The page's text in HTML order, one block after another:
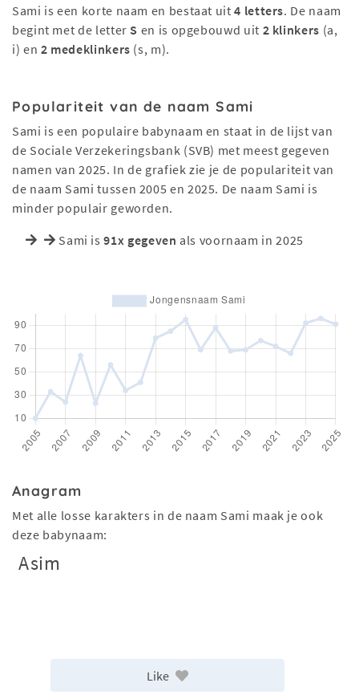
Sami is een korte naam en bestaat uit4 letters. De naam
begint met de letter S en is opgebouwd uit 2 klinkers (a,
i) en 2 medeklinkers (s, m).
Populariteit van de naam Sami
Sami is een populaire babynaam en staat in de lijst van
de Sociale Verzekeringsbank (SVB) met meest gegeven
namen van 2025. In de grafiek zie je de populariteit van
de naam Sami tussen 2005 en 2025. De naam Sami is
minder populair geworden.
Sami is91x gegeven als voornaam in 2025
Anagram
Met alle losse karakters in de naam Sami maak je ook
deze babynaam:
Asim
Like